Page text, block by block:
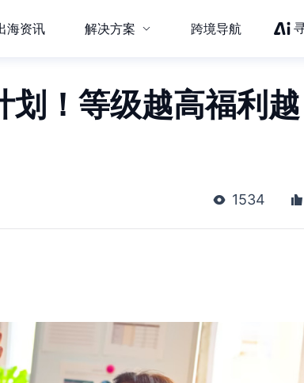
海资讯 解决方案 跨境导航
！等级越高福利越
1534